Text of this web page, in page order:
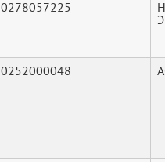
0278057225
0252000048